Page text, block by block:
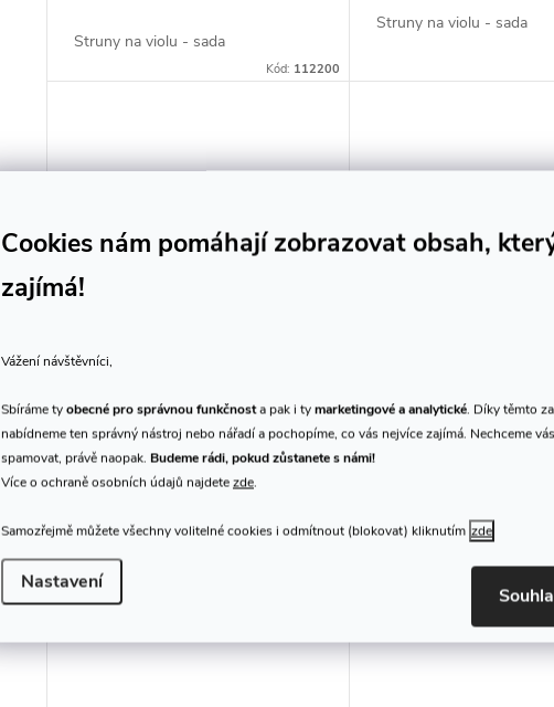
Cookies nám pomáhají zobrazovat obsah,
zajímá!
Vážení návštěvníci,
Sbíráme tyobecné pro správnou funkčnosta pak i tymarketingové a analytické. Díky těmto
nabídneme ten správný nástroj nebo nářadí a pochopíme, co vás nejvíce zajímá. Nechceme vás
spamovat, právě naopak. Budeme rádi, pokud zůstanete s námi!
Více o ochraně osobních údajů najdetezde.
Samozřejmě můžete všechny volitelné cookies i odmítnout (blokovat) kliknutím zde
Nastavení
ů
u
t
ů
Struny na violu - sada
Kód: 112200
Struny na violu - sada
Larsen ORIGINAL (A) viola
579 Kč/ ks
Skladem
prodejna2 ks
DO KOŠÍKU
Struna A na violu
2 990 Kč